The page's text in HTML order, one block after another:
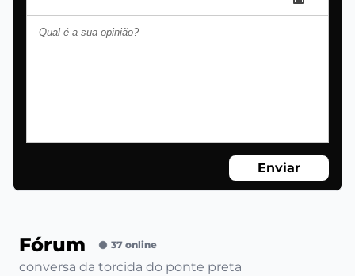
Enviar
Fórum 37 online
conversa da torcida do ponte preta